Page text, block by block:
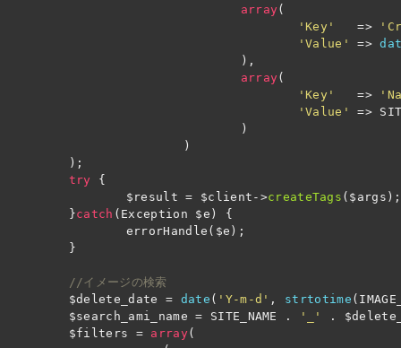
array(
'Key'
=>
'Value'
=>
),
array(
'Key'
=>
'Value'
=>
)
)
);
try
{
$result
= $client ->createTags ( $args );
}catch ( Exception $e )
{
errorHandle ( $e );
}
//イメージの検索
$delete_date
= date ( 'Y-m-d' , strtotime (
$search_ami_name
= SITE_NAME . '_' .
$filters
= array(